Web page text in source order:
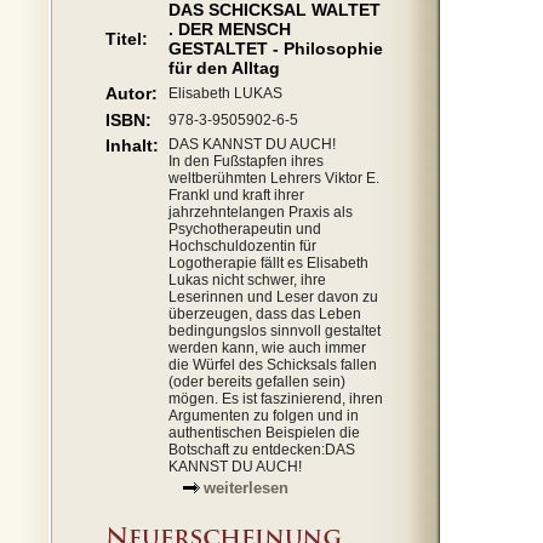
Titel:
DAS SCHICKSAL WALTET
. DER MENSCH
GESTALTET - Philosophie
für den Alltag
Autor:
Elisabeth LUKAS
ISBN: 978-3-9505902-6-5
Inhalt:
DAS KANNST DU AUCH!
In den Fußstapfen ihres
weltberühmten Lehrers Viktor E.
Frankl und kraft ihrer
jahrzehntelangen Praxis als
Psychotherapeutin und
Hochschuldozentin für
Logotherapie fällt es Elisabeth
Lukas nicht schwer, ihre
Leserinnen und Leser davon zu
überzeugen, dass das Leben
bedingungslos sinnvoll gestaltet
werden kann, wie auch immer
die Würfel des Schicksals fallen
(oder bereits gefallen sein)
mögen. Es ist faszinierend, ihren
Argumenten zu folgen und in
authentischen Beispielen die
Botschaft zu entdecken:DAS
KANNST DU AUCH!
weiterlesen